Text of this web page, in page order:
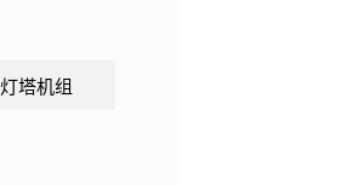
灯塔机组